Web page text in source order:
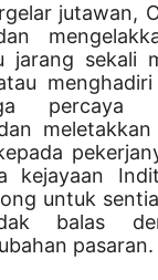
jutawan,
jarang sekali
percaya
meletakkan
kejayaan
untuk
balas
pasaran.